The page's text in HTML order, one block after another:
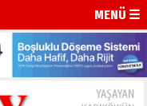
MENÜ ☰